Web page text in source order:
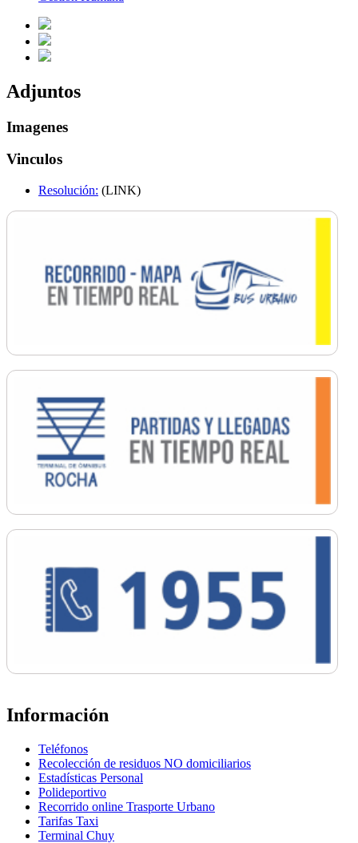
Adjuntos
Imagenes
Vinculos
Resolución: (LINK)
Información
Teléfonos
Recolección de residuos NO domiciliarios
Estadísticas Personal
Polideportivo
Recorrido online Trasporte Urbano
Tarifas Taxi
Terminal Chuy